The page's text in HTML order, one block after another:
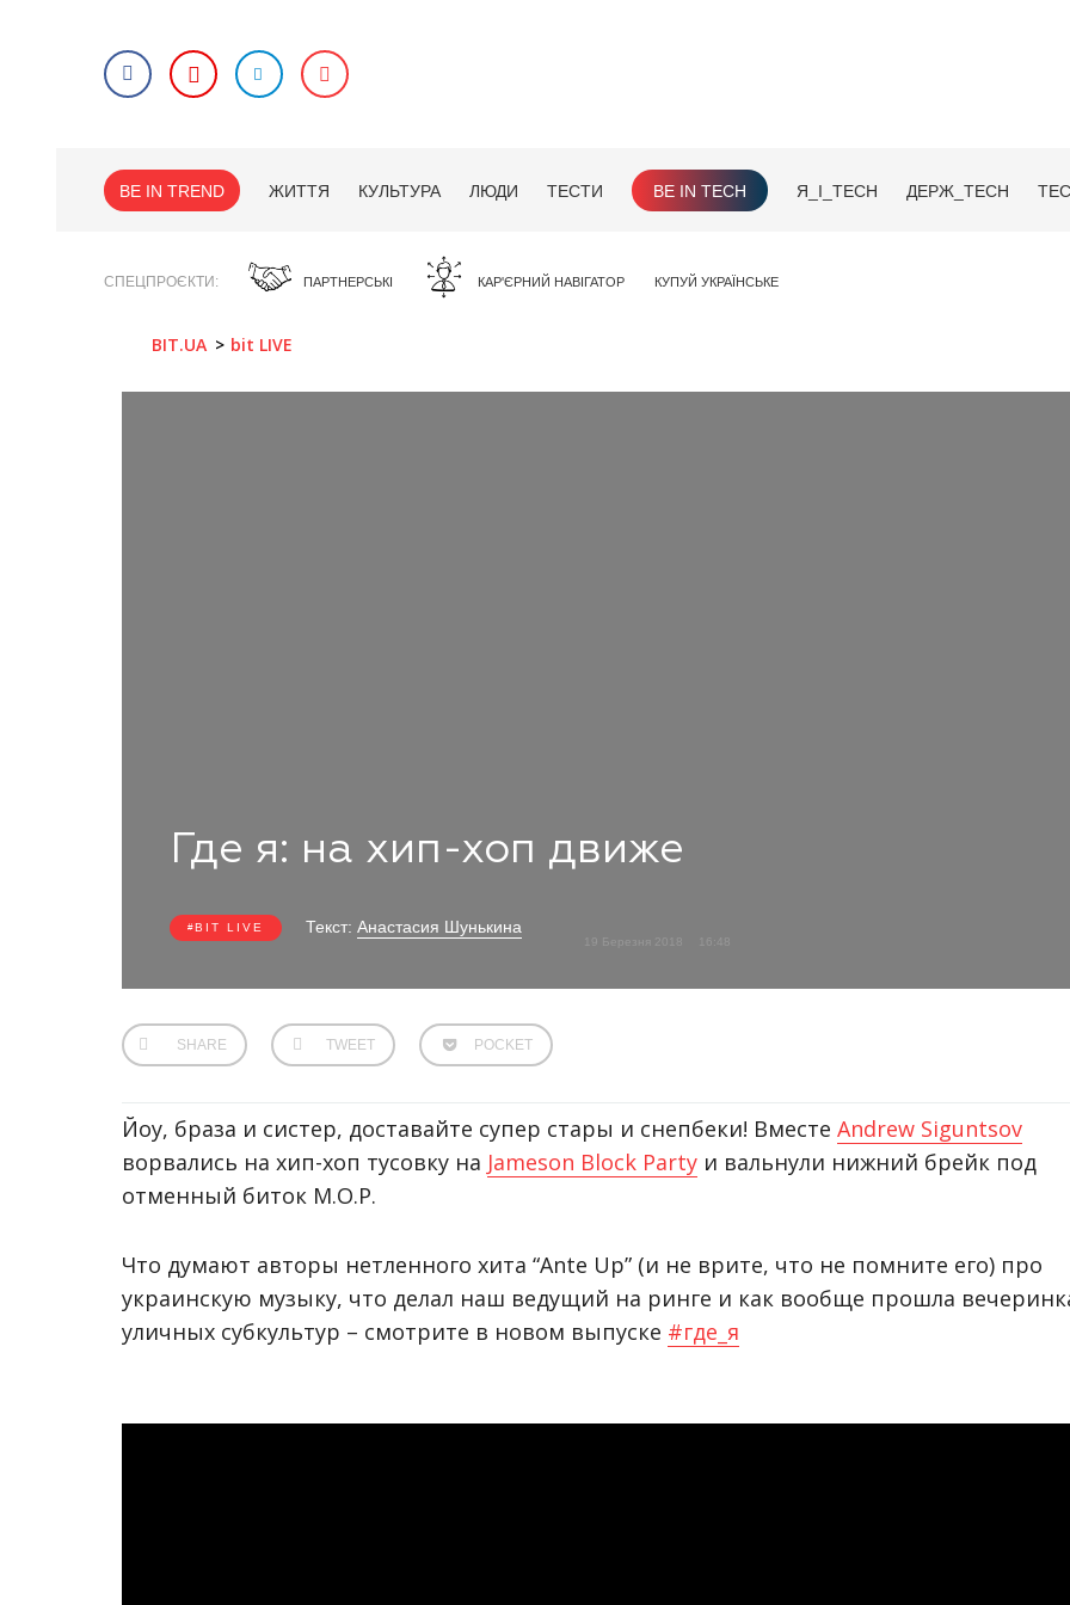
BE IN TREND ЖИТТЯ КУЛЬТУРА ЛЮДИ ТЕСТИ BE IN TECH Я_І_TECH ДЕРЖ_TECH
СПЕЦПРОЄКТИ ПАРТНЕРСЬКІ КАР'ЄРНИЙ НАВІГАТОР КУПУЙ УКРАЇНСЬКЕ
BIT.UA bit LIVE
Где я: на хип-хоп движе
BIT LIVE Текст: Анастасия Шунькина
19 Березня 2018
SHARE TWEET POCKET
Йоу, браза и систер, доставайте cупер стары и снепбеки! Вместе Andrew Siguntsov
ворвались на хип-хоп тусовку на Jameson Block Party и вальнули нижний брейк под
отменный биток M.O.P.
Что думают авторы нетленного хита “Ante Up” (и не врите, что не помните его) про
украинскую музыку, что делал наш ведущий на ринге и как вообще прошла
уличных субкультур – смотрите в новом выпуске #где_я